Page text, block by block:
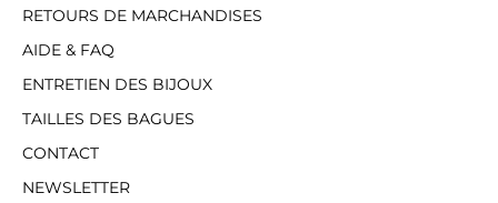
RETOURS DE MARCHANDISES
AIDE & FAQ
ENTRETIEN DES BIJOUX
TAILLES DES BAGUES
CONTACT
NEWSLETTER